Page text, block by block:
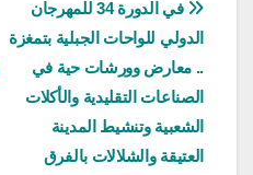
تصفّح
المقالات
في الدورة 34 للمهرجان
الدولي للواحات الجبلية بتمغزة
.. معارض وورشات حية في
الصناعات التقليدية والأكلات
الشعبية وتنشيط المدينة
العتيقة والشلالات بالفرق